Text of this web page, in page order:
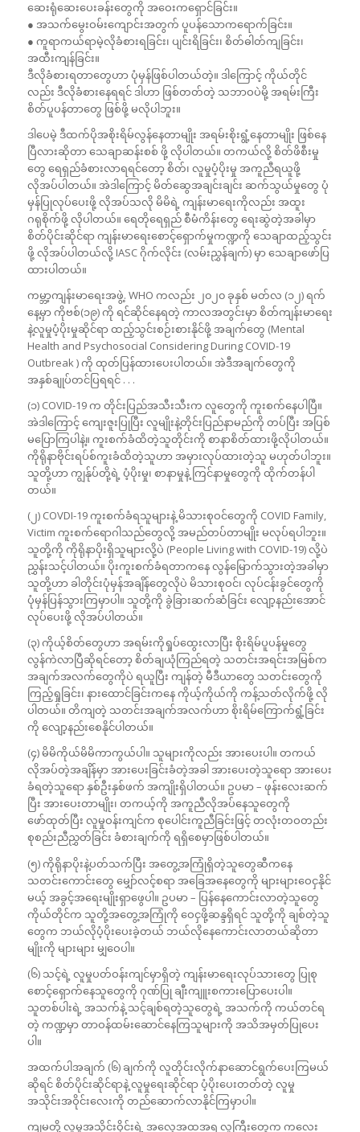
ဆေးရုံဆေးပေးခန်းတွေကို အဝေးကရှောင်ခြင်း။
● အသက်မွေးဝမ်းကျောင်းအတွက် ပူပန်သောကရောက်ခြင်း။
● ကူရာကယ်ရာမဲ့လိုခံစားရခြင်း၊ ပျင်းရိခြင်း၊ စိတ်ဓါတ်ကျခြင်း၊
အထီးကျန်ခြင်း။
ဒီလိုခံစားရတာတွေဟာ ပုံမှန်ဖြစ်ပါတယ်တဲ့။ ဒါကြောင့် ကိုယ်တိုင်
လည်း ဒီလိုခံစားနေရရင် ဒါဟာ ဖြစ်တတ်တဲ့ သဘာဝပဲမို့ အရမ်းကြီး
စိတ်ပူပန်တာတွေ ဖြစ်ဖို့ မလိုပါဘူး။
ဒါပေမဲ့ ဒီထက်ပိုအစိုးရိမ်လွန်နေတာမျိုး အရမ်းစိုးရွံ့နေတာမျိုး ဖြစ်နေ
ပြီလားဆိုတာ သေချာဆန်းစစ် ဖို့ လိုပါတယ်။ တကယ်လို့ စိတ်ဖိစီးမှု
တွေ ရေရှည်ခံစားလာရရင်တော့ စိတ်၊ လူမှုပံ့ပိုးမှု အကူညီရယူဖို့
လိုအပ်ပါတယ်။ အဲဒါကြောင့် မိတ်ဆွေအချင်းချင်း ဆက်သွယ်မှုတွေ ပုံ
မှန်ပြုလုပ်ပေးဖို့ လိုအပ်သလို မိမိရဲ့ ကျန်းမာရေးကိုလည်း အထူး
ဂရုစိုက်ဖို့ လိုပါတယ်။ ရေတိုရေရှည် စီမံကိန်းတွေ ရေးဆွဲတဲ့အခါမှာ
စိတ်ပိုင်းဆိုင်ရာ ကျန်းမာရေးစောင့်ရှောက်မှုကဏ္ဍကို သေချာထည့်သွင်း
ဖို့ လိုအပ်ပါတယ်လို့ IASC ဂိုက်လိုင်း (လမ်းညွှန်ချက်) မှာ သေချာဖော်ပြ
ထားပါတယ်။
ကမ္ဘာ့ကျန်းမာရေးအဖွဲ့. WHO ကလည်း ၂၀၂၀ ခုနှစ် မတ်လ (၁၂) ရက်
နေ့မှာ ကိုဗစ်(၁၉) ကို ရင်ဆိုင်နေရတဲ့ ကာလအတွင်းမှာ စိတ်ကျန်းမာရေး
နဲ့လူမှုပံ့ပိုးမှုဆိုင်ရာ ထည့်သွင်းစဉ်းစားနိုင်ဖို့ အချက်တွေ (Mental
Health and Psychosocial Considering During COVID-19
Outbreak ) ကို ထုတ်ပြန်ထားပေးပါတယ်။ အဲဒီအချက်တွေကို
အနှစ်ချုပ်တင်ပြရရင် . . .
(၁) COVID-19 က တိုင်းပြည်အသီးသီးက လူတွေကို ကူးစက်နေပါပြီ။
အဲဒါကြောင့် ကျေးဇူးပြုပြီး လူမျိုးနဲ့တိုင်းပြည်နာမည်ကို တပ်ပြီး အပြစ်
မပြောကြပါနဲ့။ ကူးစက်ခံထိတဲ့သူတိုင်းကို စာနာစိတ်ထားဖို့လိုပါတယ်။
ကိုရိုနာဗိုင်းရပ်စ်ကူးခံထိတဲ့သူဟာ အမှားလုပ်ထားတဲ့သူ မဟုတ်ပါဘူး။
သူတို့ဟာ ကျွန်ုပ်တို့ရဲ့ ပံ့ပိုးမှု၊ စာနာမှုနဲ့ ကြင်နာမှုတွေကို ထိုက်တန်ပါ
တယ်။
(၂) COVDI-19 ကူးစက်ခံရသူများနဲ့ မိသားစုဝင်တွေကို COVID Family,
Victim ကူးစက်ရောဂါသည်တွေလို့ အမည်တပ်တာမျိုး မလုပ်ရပါဘူး။
သူတို့ကို ကိုရိုနာပိုးရှိသူများလို့ပဲ (People Living with COVID-19) လို့ပဲ
ညွှန်းသင့်ပါတယ်။ ပိုးကူးစက်ခံရတာကနေ လွန်မြောက်သွားတဲ့အခါမှာ
သူတို့ဟာ ခါတိုင်းပုံမှန်အချိန်တွေလိုပဲ မိသားစုဝင်၊ လုပ်ငန်းခွင်တွေကို
ပုံမှန်ပြန်သွားကြမှာပါ။ သူတို့ကို ခွဲခြားဆက်ဆံခြင်း လျော့နည်းအောင်
လုပ်ပေးဖို့ လိုအပ်ပါတယ်။
(၃) ကိုယ့်စိတ်တွေဟာ အရမ်းကိုရှုပ်ထွေးလာပြီး စိုးရိမ်ပူပန်မှုတွေ
လွန်ကဲလာပြီဆိုရင်တော့ စိတ်ချယုံကြည်ရတဲ့ သတင်းအရင်းအမြစ်က
အချက်အလက်တွေကိုပဲ ရယူပြီး ကျန်တဲ့ မီဒီယာတွေ သတင်းတွေကို
ကြည့်ရှုခြင်း၊ နားထောင်ခြင်းကနေ ကိုယ့်ကိုယ်ကို ကန့်သတ်လိုက်ဖို့ လို
ပါတယ်။ တိကျတဲ့ သတင်းအချက်အလက်ဟာ စိုးရိမ်ကြောက်ရွံ့ခြင်း
ကို လျော့နည်းစေနိုင်ပါတယ်။
(၄) မိမိကိုယ်မိမိကာကွယ်ပါ။ သူများကိုလည်း အားပေးပါ။ တကယ်
လိုအပ်တဲ့အချိန်မှာ အားပေးခြင်းခံတဲ့အခါ အားပေးတဲ့သူရော အားပေး
ခံရတဲ့သူရော နှစ်ဦးနှစ်ဖက် အကျိုးရှိပါတယ်။ ဥပမာ – ဖုန်းလေးဆက်
ပြီး အားပေးတာမျိုး၊ တကယ့်ကို အကူညီလိုအပ်နေသူတွေကို
ဖော်ထုတ်ပြီး လူမှုဝန်းကျင်က စုပေါင်းကူညီခြင်းဖြင့် တလုံးတဝတည်း
စုစည်းညီညွှတ်ခြင်း ခံစားချက်ကို ရရှိစေမှာဖြစ်ပါတယ်။
(၅) ကိုရိုနာပိုးနဲ့ပတ်သက်ပြီး အတွေ့အကြုံရှိတဲ့သူတွေဆီကနေ
သတင်းကောင်းတွေ မျှော်လင့်စရာ အခြေအနေတွေကို များများဝေငှနိုင်
မယ့် အခွင့်အရေးမျိုးရှာဖွေပါ။ ဥပမာ – ပြန်နေကောင်းလာတဲ့သူတွေ
ကိုယ်တိုင်က သူတို့အတွေ့အကြုံကို ဝေငှဖို့ဆန္ဒရှိရင် သူတို့ကို ချစ်တဲ့သူ
တွေက ဘယ်လိုပံ့ပိုးပေးခဲ့တယ် ဘယ်လိုနေကောင်းလာတယ်ဆိုတာ
မျိုးကို များများ မျှဝေပါ။
(၆) သင့်ရဲ့ လူမှုပတ်ဝန်းကျင်မှာရှိတဲ့ ကျန်းမာရေးလုပ်သားတွေ ပြုစု
စောင့်ရှောက်နေသူတွေကို ဂုဏ်ပြု ချီးကျူးစကားပြောပေးပါ။
သူတစ်ပါးရဲ့ အသက်နဲ့ သင့်ချစ်ရတဲ့သူတွေရဲ့ အသက်ကို ကယ်တင်ရ
တဲ့ ကဏ္ဍမှာ တာဝန်ထမ်းဆောင်နေကြသူများကို အသိအမှတ်ပြုပေး
ပါ။
အထက်ပါအချက် (၆) ချက်ကို လူတိုင်းလိုက်နာဆောင်ရွက်ပေးကြမယ်
ဆိုရင် စိတ်ပိုင်းဆိုင်ရာနဲ့ လူမှုရေးဆိုင်ရာ ပံ့ပိုးပေးတတ်တဲ့ လူမှု
အသိုင်းအဝိုင်းလေးကို တည်ဆောက်လာနိုင်ကြမှာပါ။
ကျမတို့ လူမှုအသိုင်းဝိုင်းရဲ့ အလေ့အထအရ လူကြီးတွေက ကလေး